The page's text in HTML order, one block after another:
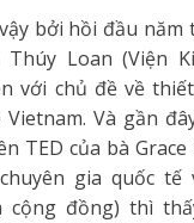
bởi hồi đầu năm
Thúy Loan (Viện
với chủ đề về
Vietnam. Và gần
TED của bà
gia quốc tế
cộng đồng) thì